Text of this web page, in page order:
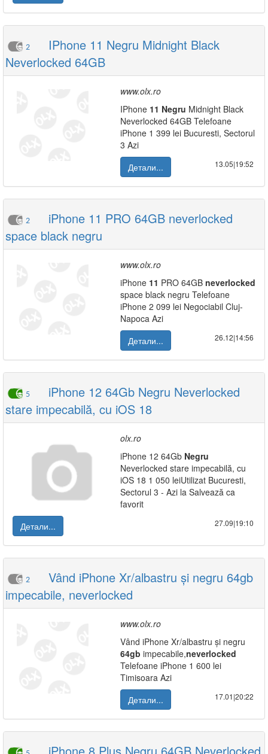
2
IPhone 11 Negru Midnight Black
Neverlocked 64GB
www.olx.ro
IPhone 11 Negru Midnight Black
Neverlocked 64GB Telefoane
iPhone 1 399 lei Bucuresti, Sectorul
3 Azi
Детали...
13.05|19:52
2
iPhone 11 PRO 64GB neverlocked
space black negru
www.olx.ro
iPhone 11 PRO 64GB neverlocked
space black negru Telefoane
iPhone 2 099 lei Negociabil Cluj-
Napoca Azi
Детали...
26.12|14:56
5
iPhone 12 64Gb Negru Neverlocked
stare impecabilă, cu iOS 18
olx.ro
iPhone 12 64Gb Negru
Neverlocked stare impecabilă, cu
iOS 18 1 050 leiUtilizat Bucuresti,
Sectorul 3 - Azi la Salvează ca
favorit
Детали...
27.09|19:10
2
Vând iPhone Xr/albastru și negru 64gb
impecabile, neverlocked
www.olx.ro
Vând iPhone Xr/albastru și negru
64gb impecabile,neverlocked
Telefoane iPhone 1 600 lei
Timisoara Azi
Детали...
17.01|20:22